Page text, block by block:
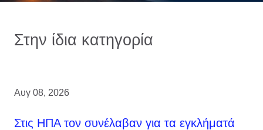
Στην ίδια κατηγορία
Αυγ 08, 2026
Στις ΗΠΑ τον συνέλαβαν για τα εγκλήματά